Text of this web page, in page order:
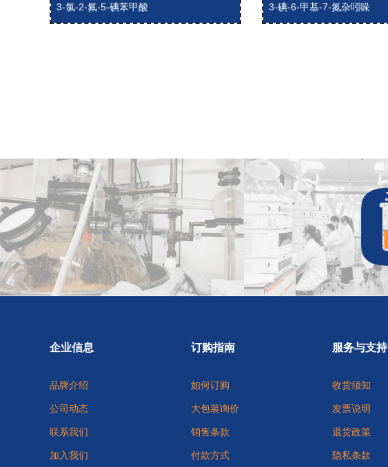
3-氯-2-氟-5-碘苯甲酸 3-碘-6-甲基-7-氮杂吲哚
企业信息
品牌介绍
公司动态
联系我们
加入我们
订购指南
如何订购
大包装询价
销售条款
付款方式
服务与支持
收货须知
发票说明
退货政策
隐私条款